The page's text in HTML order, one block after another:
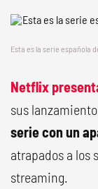
Esta es la serie española
Netflix
sus
serie con un
atrapados a los
streaming.